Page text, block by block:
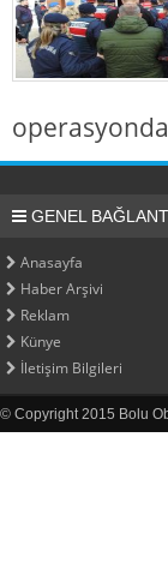
GENEL
Anasayfa
Haber Arşivi
Reklam
Künye
İletişim Bilgileri
© Copyright 2015 Bolu